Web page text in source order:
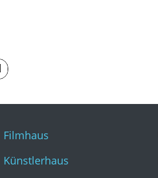
Filmhaus
Künstlerhaus